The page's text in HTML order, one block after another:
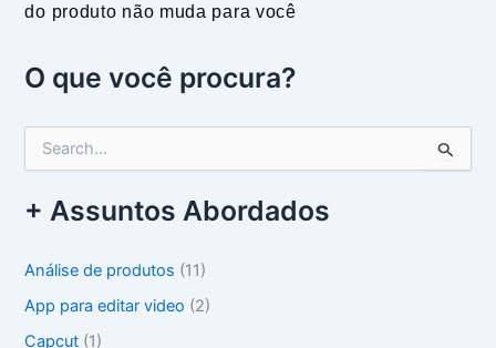
do produto não muda para você
O que você procura?
e
q
s
a
+ Assuntos Abordados
Análise de produtos (11)
App para editar video (2)
Capcut (1)